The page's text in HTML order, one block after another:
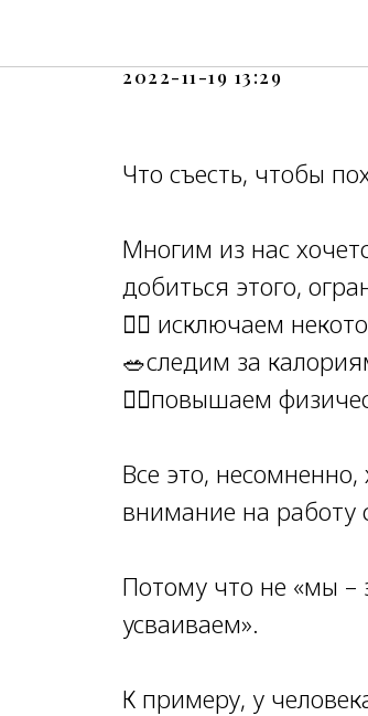
Что съесть
2022-11-19 13:29
Что съесть, чтобы
Многим из нас
добиться этого,
🙅‍♀️ исключаем
🥗следим за
🏃‍♀️повышаем
Все это,
внимание на работу
Потому что не «мы –
усваиваем».
К примеру, у